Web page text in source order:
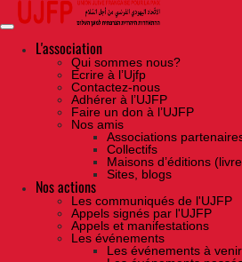
Skip
the
contentL'association
Qui sommes nous?
Ecrire à l’Ujfp
Contactez-nous
Adhérer à l’UJFP
Faire un don à l’UJFP
Nos amis
Associations
Collectifs
Maisons d’éditions
Sites, blogs
Nos actions
Les communiqués de l'UJFP
Appels signés par l'UJFP
Appels et manifestations
Les événements
Les événements à venir